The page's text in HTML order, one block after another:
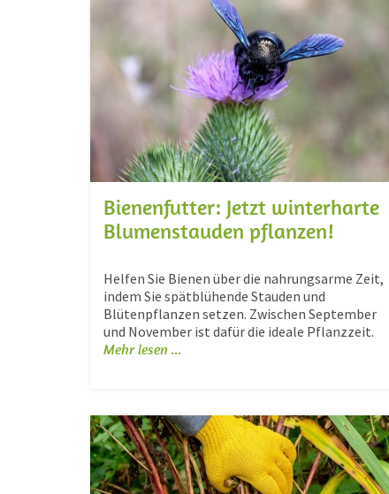
Bienenfutter: Jetzt winterharte
Blumenstauden pflanzen!
Helfen Sie Bienen über die nahrungsarme Zeit,
indem Sie spätblühende Stauden und
Blütenpflanzen setzen. Zwischen September
und November ist dafür die ideale Pflanzzeit.
Mehr lesen ...